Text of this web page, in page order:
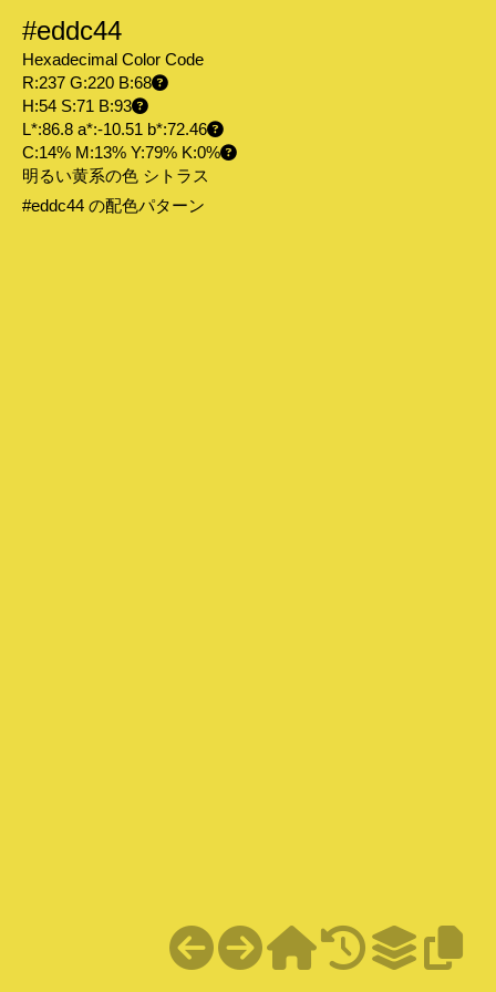
#eddc44
Hexadecimal Color Code
R:237 G:220 B:68
H:54 S:71 B:93
L*:86.8 a*:-10.51 b*:72.46
C:14% M:13% Y:79% K:0%
明るい黄系の色 シトラス
#eddc44 の配色パターン